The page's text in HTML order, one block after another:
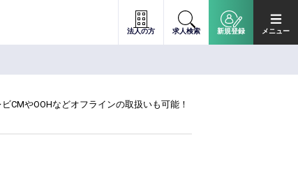
法人の方 求人検索 新規登録 メニュー
CMやOOHなどオフラインの取扱いも可能！